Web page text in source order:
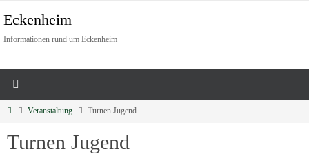
Eckenheim
Informationen rund um Eckenheim
Veranstaltung Turnen Jugend
Turnen Jugend